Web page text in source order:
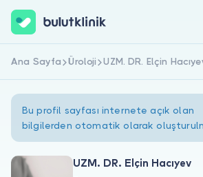
Hemen Kaydol
Ana Sayfa Üroloji UZM. DR. Elçin
Bu profil sayfası internete açık olan
bilgilerden otomatik olarak
UZM. DR. Elçin Hacıyev